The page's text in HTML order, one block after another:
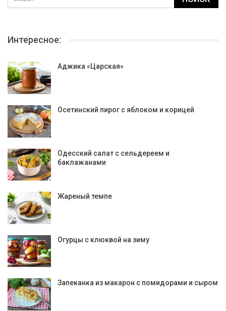
Интересное:
Аджика «Царская»
Осетинский пирог с яблоком и корицей
Одесский салат с сельдереем и
баклажанами
Жареный темпе
Огурцы с клюквой на зиму
Запеканка из макарон с помидорами и сыром